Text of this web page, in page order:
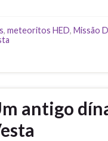
, meteoritos HED, Missão
antigo